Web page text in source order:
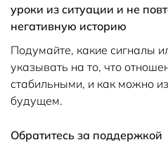
уроки из ситуации и не
негативную историю
Подумайте, какие сигналы
указывать на то, что
стабильными, и как можно
будущем.
Обратитесь за поддержкой